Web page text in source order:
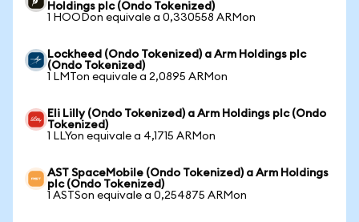
Holdings plc (Ondo Tokenized)
1 HOODon equivale a 0,330558 ARMon
Lockheed (Ondo Tokenized) a Arm Holdings plc
(Ondo Tokenized)
1 LMTon equivale a 2,0895 ARMon
Eli Lilly (Ondo Tokenized) a Arm Holdings plc (Ondo
Tokenized)
1 LLYon equivale a 4,1715 ARMon
AST SpaceMobile (Ondo Tokenized) a Arm Holdings
plc (Ondo Tokenized)
1 ASTSon equivale a 0,254875 ARMon